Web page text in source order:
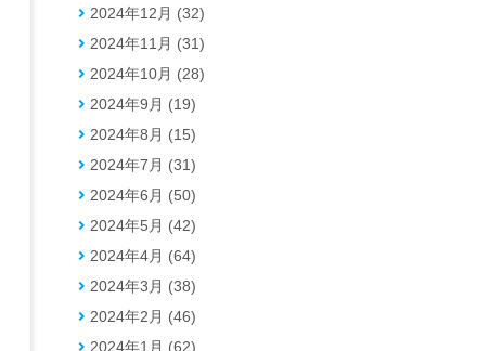
2024年12月 (32)
2024年11月 (31)
2024年10月 (28)
2024年9月 (19)
2024年8月 (15)
2024年7月 (31)
2024年6月 (50)
2024年5月 (42)
2024年4月 (64)
2024年3月 (38)
2024年2月 (46)
2024年1月 (62)